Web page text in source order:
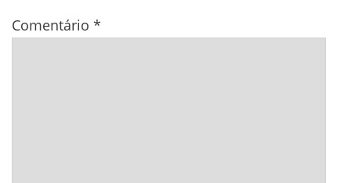
Comentário *